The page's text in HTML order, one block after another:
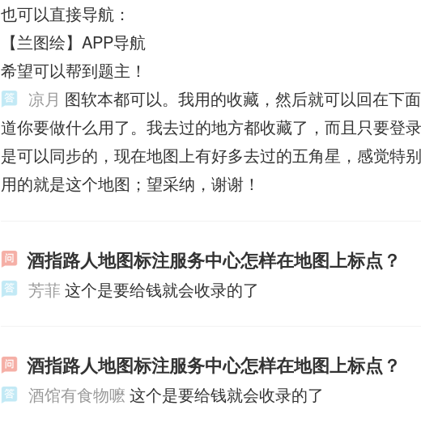
也可以直接导航：
【兰图绘】APP导航
希望可以帮到题主！
凉月 图软本都可以。我用的收藏，然后就可以回在下
道你要做什么用了。我去过的地方都收藏了，而且只要登
是可以同步的，现在地图上有好多去过的五角星，感觉特
用的就是这个地图；望采纳，谢谢！
酒指路人地图标注服务中心怎样在地图上标点？
芳菲 这个是要给钱就会收录的了
酒指路人地图标注服务中心怎样在地图上标点？
酒馆有食物嚒 这个是要给钱就会收录的了